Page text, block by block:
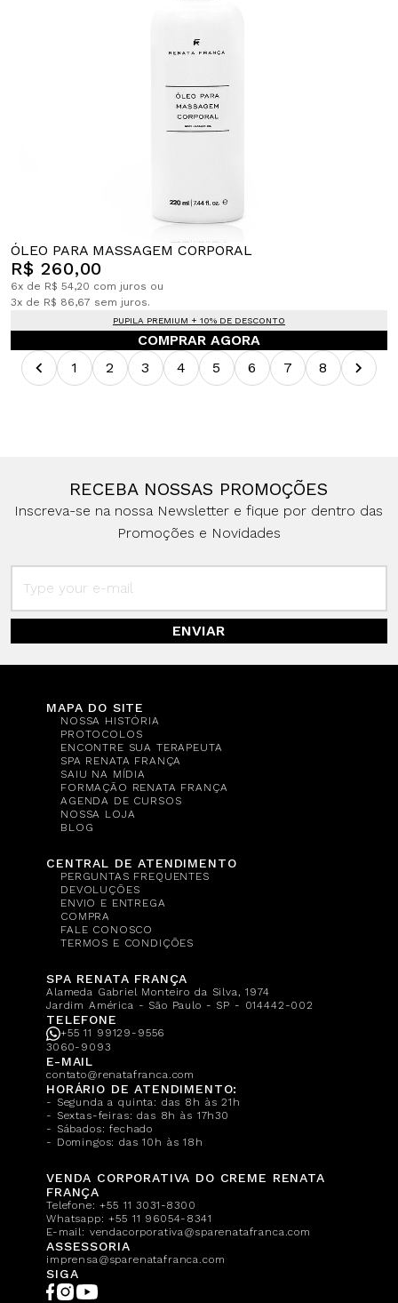
ÓLEO PARA MASSAGEM CORPORAL
R$ 260,00
6x de R$ 54,20 com juros ou
3x de R$ 86,67 sem juros.
PUPILA PREMIUM + 10% DE DESCONTO
COMPRAR AGORA
1
2 3 4 5 6 7 8
RECEBA NOSSAS PROMOÇÕES
Inscreva-se na nossa Newsletter e fique por dentro das
Promoções e Novidades
ENVIAR
MAPA DO SITE
NOSSA HISTÓRIA
PROTOCOLOS
ENCONTRE SUA TERAPEUTA
SPA RENATA FRANÇA
SAIU NA MÍDIA
FORMAÇÃO RENATA FRANÇA
AGENDA DE CURSOS
NOSSA LOJA
BLOG
CENTRAL DE ATENDIMENTO
PERGUNTAS FREQUENTES
DEVOLUÇÕES
ENVIO E ENTREGA
COMPRA
FALE CONOSCO
TERMOS E CONDIÇÕES
SPA RENATA FRANÇA
Alameda Gabriel Monteiro da Silva, 1974
Jardim América - São Paulo - SP - 014442-002
TELEFONE
+55 11 99129-9556
3060-9093
E-MAIL
contato@renatafranca.com
HORÁRIO DE ATENDIMENTO:
- Segunda a quinta: das 8h às 21h
- Sextas-feiras: das 8h às 17h30
- Sábados: fechado
- Domingos: das 10h às 18h
VENDA CORPORATIVA DO CREME RENATA
FRANÇA
Telefone:+55 11 3031-8300
Whatsapp:+55 11 96054-8341
E-mail: vendacorporativa@sparenatafranca.com
ASSESSORIA
imprensa@sparenatafranca.com
SIGA